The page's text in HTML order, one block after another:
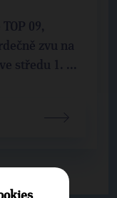
09,
zvu na
středu 1. ...